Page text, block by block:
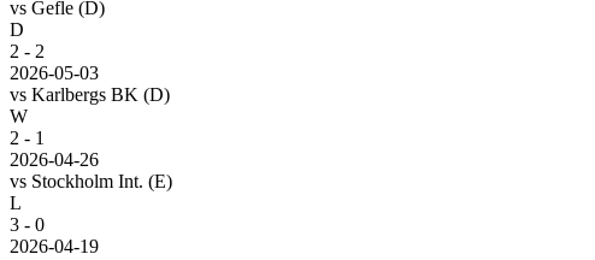
vs Gefle (D)
D
2 - 2
2026-05-03
vs Karlbergs BK (D)
W
2 - 1
2026-04-26
vs Stockholm Int. (E)
L
3 - 0
2026-04-19